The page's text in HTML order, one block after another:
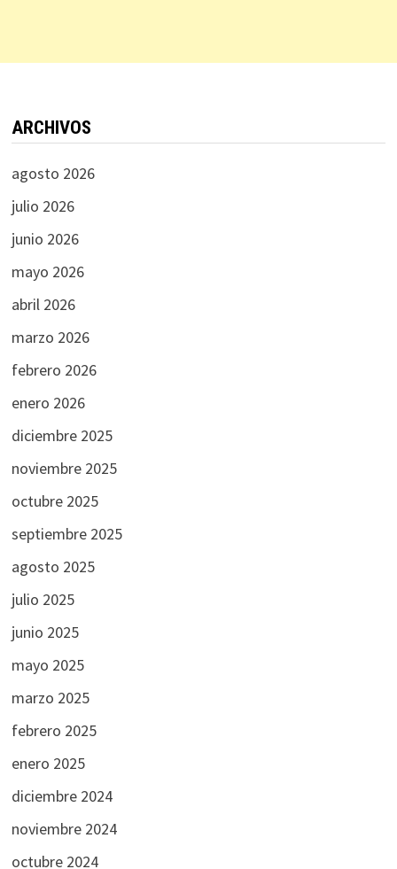
ARCHIVOS
agosto 2026
julio 2026
junio 2026
mayo 2026
abril 2026
marzo 2026
febrero 2026
enero 2026
diciembre 2025
noviembre 2025
octubre 2025
septiembre 2025
agosto 2025
julio 2025
junio 2025
mayo 2025
marzo 2025
febrero 2025
enero 2025
diciembre 2024
noviembre 2024
octubre 2024